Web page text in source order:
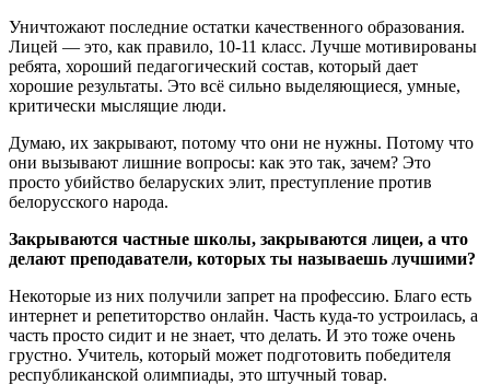
Уничтожают последние остатки качественного образования.
Лицей — это, как правило, 10-11 класс. Лучше мотивированы
ребята, хороший педагогический состав, который дает
хорошие результаты. Это всё сильно выделяющиеся, умные,
критически мыслящие люди.
Думаю, их закрывают, потому что они не нужны. Потому что
они вызывают лишние вопросы: как это так, зачем? Это
просто убийство беларуских элит, преступление против
белорусского народа.
Закрываются частные школы, закрываются лицеи, а что
делают преподаватели, которых ты называешь лучшими?
Некоторые из них получили запрет на профессию. Благо есть
интернет и репетиторство онлайн. Часть куда-то устроилась, а
часть просто сидит и не знает, что делать. И это тоже очень
грустно. Учитель, который может подготовить победителя
республиканской олимпиады, это штучный товар.